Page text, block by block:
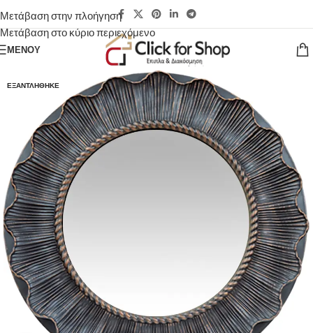
Μετάβαση στην πλοήγηση
Μετάβαση στο κύριο περιεχόμενο
ΜΕΝΟΎ
ΕΞΑΝΤΛΉΘΗΚΕ